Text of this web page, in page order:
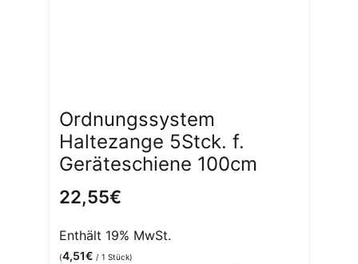
Ordnungssystem
Haltezange 5Stck. f.
Geräteschiene 100cm
22,55€
Enthält 19% MwSt.
(4,51€ / 1 Stück)